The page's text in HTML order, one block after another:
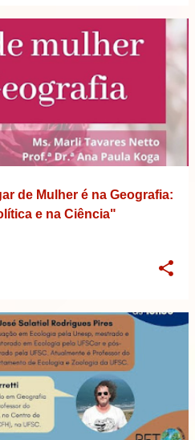
de Mulher é na Geografia:
e na Ciência"